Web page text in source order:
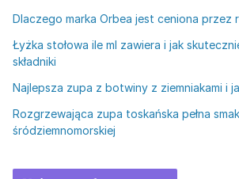
Dlaczego marka Orbea jest ceniona przez
Łyżka stołowa ile ml zawiera i jak
składniki
Najlepsza zupa z botwiny z ziemniakami i
Rozgrzewająca zupa toskańska pełna
śródziemnomorskiej